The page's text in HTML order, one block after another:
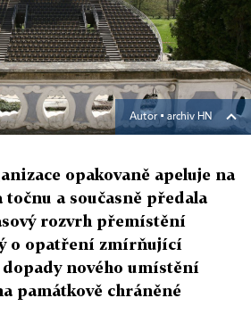
Autor ▪ archiv HN
opakovaně apeluje na
točnu a současně předala
rozvrh přemístění
o opatření zmírňující
nového umístění
památkově chráněné